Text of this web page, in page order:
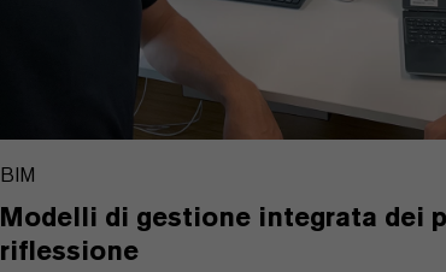
BIM
Modelli di gestione integrata dei
riflessione